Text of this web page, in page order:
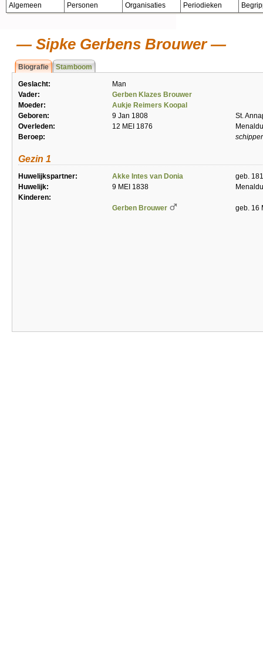
Algemeen Personen Organisaties Periodieken
Sipke Gerbens Brouwer
Biografie Stamboom
Geslacht:
Man
Vader:
Gerben Klazes Brouwer
Moeder:
Aukje Reimers Koopal
Geboren:
9 Jan 1808
St.
Overleden:
12 MEI 1876
Beroep:
schipper
Gezin 1
Huwelijkspartner: Akke Intes van Donia
geb.
Huwelijk:
9 MEI 1838
Kinderen:
Gerben Brouwer
geb. 16